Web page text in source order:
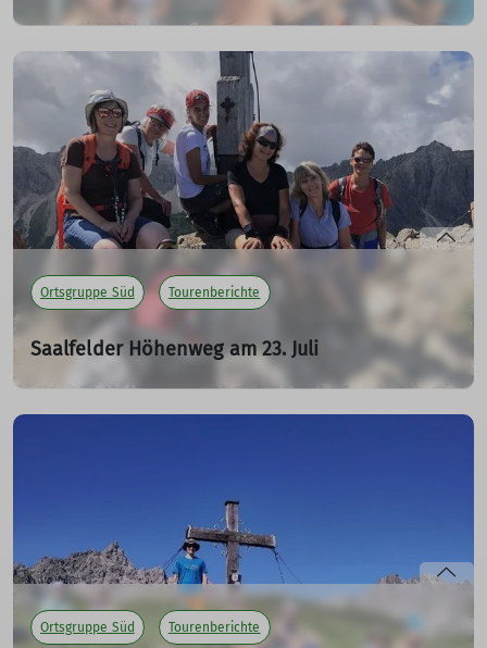
28.07.2025
Eigentlich wollten wir heute den Saalfelder Höhenweg
machen, da aber Gewitter für 13 Uhr in Tannheim
vorhergesagt sind, haben wir eine kürzere Tour gewählt.
mehr erfahren
Ortsgruppe Süd Tourenberichte
Saalfelder Höhenweg am 23. Juli
24.07.2025
Sechs Frauen treffen sich endlich am Mittwoch 23.Juli,
mehr erfahren
Ortsgruppe Süd Tourenberichte